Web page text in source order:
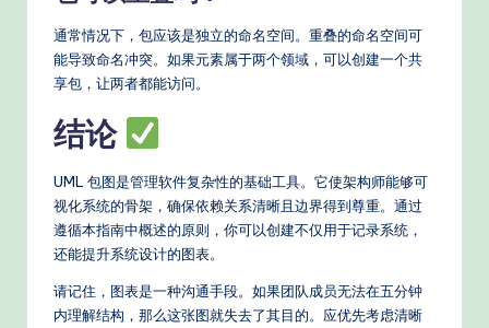
通常情况下，包应该是独立的命名空间。重叠的命名空间可
能导致命名冲突。如果元素属于两个领域，可以创建一个共
享包，让两者都能访问。
结论
UML 包图是管理软件复杂性的基础工具。它使架构师能够可
视化系统的骨架，确保依赖关系清晰且边界得到尊重。通过
遵循本指南中概述的原则，你可以创建不仅用于记录系统，
还能提升系统设计的图表。
请记住，图表是一种沟通手段。如果团队成员无法在五分钟
内理解结构，那么这张图就失去了其目的。应优先考虑清晰